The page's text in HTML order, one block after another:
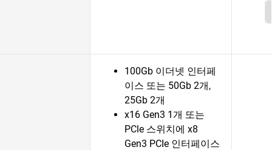
100Gb 이더넷 인터페
이스 또는 50Gb 2개,
25Gb 2개
x16 Gen3 1개 또는
PCle 스위치에 x8
Gen3 PCIe 인터페이스